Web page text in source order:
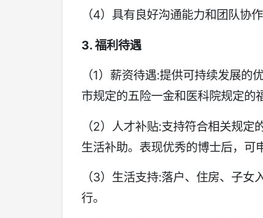
（4）具有良好沟通能力和团队协
3. 福利待遇
（1）薪资待遇:提供可持续发展
市规定的五险一金和医科院规定的
（2）人才补贴:支持符合相关规
生活补助。表现优秀的博士后，可
（3）生活支持:落户、住房、子
行。